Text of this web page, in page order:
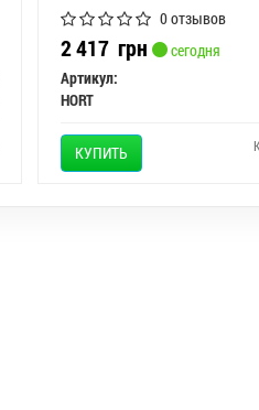
0 отзывов
2 417грн
сегодня
Артикул:
HORT
КУПИТЬ